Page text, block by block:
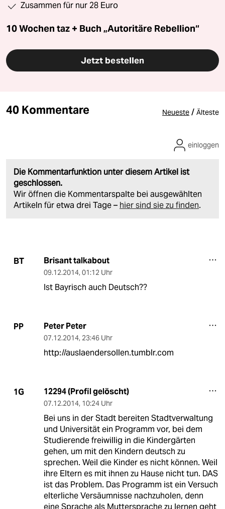
Zusammen für nur 28 Euro
10 Wochen taz + Buch „Autoritäre Rebellion“
Jetzt bestellen
40 Kommentare Neueste / Älteste
Die Kommentarfunktion unter diesem Artikel ist
geschlossen.
Wir öffnen die Kommentarspalte bei ausgewählten
Artikeln für etwa drei Tage – hier sind sie zu finden.
einloggen
BT Brisant talkabout
09.12.2014, 01:12 Uhr
Ist Bayrisch auch Deutsch??
PP Peter Peter
07.12.2014, 23:46 Uhr
http://auslaendersollen.tumblr.com
1G 12294 (Profil gelöscht)
07.12.2014, 10:24 Uhr
Bei uns in der Stadt bereiten Stadtverwaltung
und Universität ein Programm vor, bei dem
Studierende freiwillig in die Kindergärten
gehen, um mit den Kindern deutsch zu
sprechen. Weil die Kinder es nicht können. Weil
ihre Eltern es mit ihnen zu Hause nicht tun. DAS
ist das Problem. Das Programm ist ein Versuch
elterliche Versäumnisse nachzuholen, denn